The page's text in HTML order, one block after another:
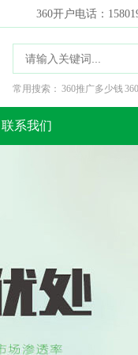
360开户电话：
常用搜索： 360推广多少钱
联系我们